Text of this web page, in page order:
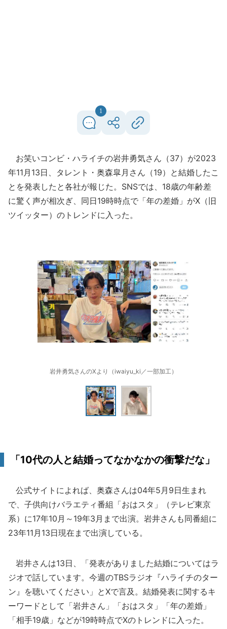
1
お笑いコンビ・ハライチの岩井勇気さん（37）が2023
年11月13日、タレント・奥森皐月さん（19）と結婚したこ
とを発表したと各社が報じた。SNSでは、18歳の年齢差
に驚く声が相次ぎ、同日19時時点で「年の差婚」がX（旧
ツイッター）のトレンドに入った。
岩井勇気さんのXより（iwaiyu_ki／一部加工）
「10代の人と結婚ってなかなかの衝撃だな」
公式サイトによれば、奥森さんは04年5月9日生まれ
で、子供向けバラエティ番組「おはスタ」（テレビ東京
系）に17年10月～19年3月まで出演。岩井さんも同番組に
23年11月13日現在まで出演している。
岩井さんは13日、「発表がありました結婚についてはラ
ジオで話しています。今週のTBSラジオ『ハライチのター
ン』を聴いてください」とXで言及。結婚発表に関するキ
ーワードとして「岩井さん」「おはスタ」「年の差婚」
「相手19歳」などが19時時点でXのトレンドに入った。